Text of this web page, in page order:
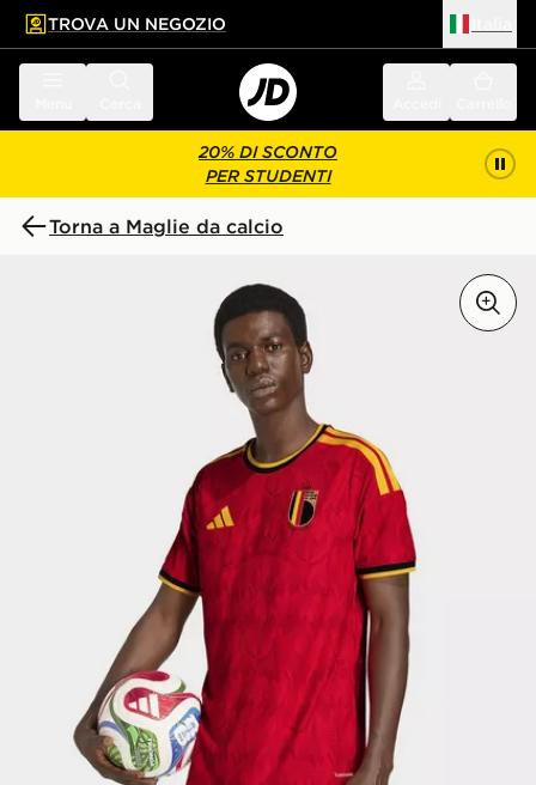
principale
a fondo pagina
TROVA UN NEGOZIO
20% DI SCONTO
PER STUDENTI
Torna a Maglie da calcio